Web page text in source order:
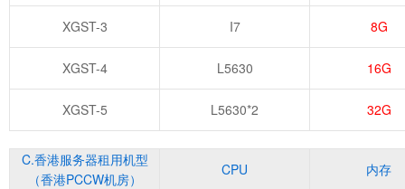
XGST-3 I7 8G
XGST-4 L5630 16G
XGST-5 L5630*2 32G
C.香港服务器租用机型
（香港PCCW机房）
CPU 内存